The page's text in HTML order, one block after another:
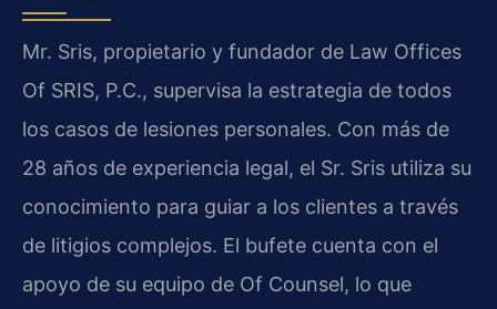
Mr. Sris, propietario y fundador de Law Offices
Of SRIS, P.C., supervisa la estrategia de todos
los casos de lesiones personales. Con más de
28 años de experiencia legal, el Sr. Sris utiliza su
conocimiento para guiar a los clientes a través
de litigios complejos. El bufete cuenta con el
apoyo de su equipo de Of Counsel, lo que